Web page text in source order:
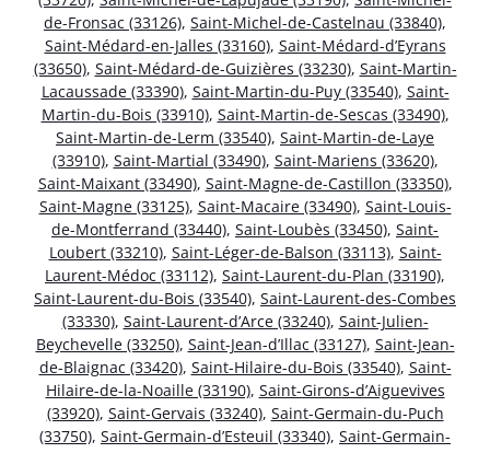
de-Fronsac (33126), Saint-Michel-de-Castelnau (33840),
Saint-Médard-en-Jalles (33160), Saint-Médard-d’Eyrans
(33650), Saint-Médard-de-Guizières (33230), Saint-Martin-
Lacaussade (33390), Saint-Martin-du-Puy (33540), Saint-
Martin-du-Bois (33910), Saint-Martin-de-Sescas (33490),
Saint-Martin-de-Lerm (33540), Saint-Martin-de-Laye
(33910), Saint-Martial (33490), Saint-Mariens (33620),
Saint-Maixant (33490), Saint-Magne-de-Castillon (33350),
Saint-Magne (33125), Saint-Macaire (33490), Saint-Louis-
de-Montferrand (33440), Saint-Loubès (33450), Saint-
Loubert (33210), Saint-Léger-de-Balson (33113), Saint-
Laurent-Médoc (33112), Saint-Laurent-du-Plan (33190),
Saint-Laurent-du-Bois (33540), Saint-Laurent-des-Combes
(33330), Saint-Laurent-d’Arce (33240), Saint-Julien-
Beychevelle (33250), Saint-Jean-d’Illac (33127), Saint-Jean-
de-Blaignac (33420), Saint-Hilaire-du-Bois (33540), Saint-
Hilaire-de-la-Noaille (33190), Saint-Girons-d’Aiguevives
(33920), Saint-Gervais (33240), Saint-Germain-du-Puch
(33750), Saint-Germain-d’Esteuil (33340), Saint-Germain-